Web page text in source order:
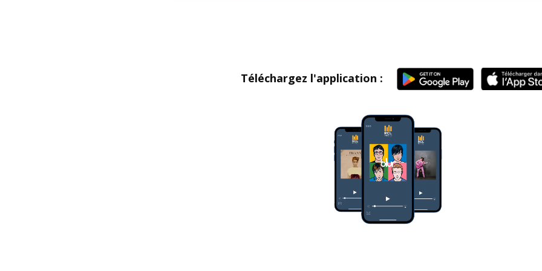
Téléchargez l'application :